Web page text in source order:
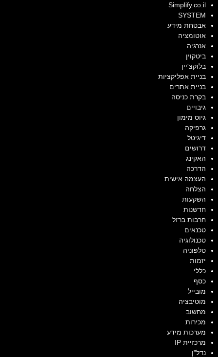
Simplify.co.il
SYSTEM
אבטחת מידע
אוטומציה
אנרגיה
ביטקוין
בלוקצ'יין
בניית אפליקציות
בניית אתרים
בקרת כניסה
גיבויים
גיוס מימון
גרפיקה
דיגיטל
דרושים
האקינג
הדרכה
העצמה אישית
הצלחה
השקעות
חדשנות
חרבות ברזל
טכנאים
טכנולוגיה
טלפוניה
יזמות
כללי
כסף
מובייל
מוטיבציה
מחשוב
מכירות
מערכות מידע
מרכזיית IP
נדל"ן